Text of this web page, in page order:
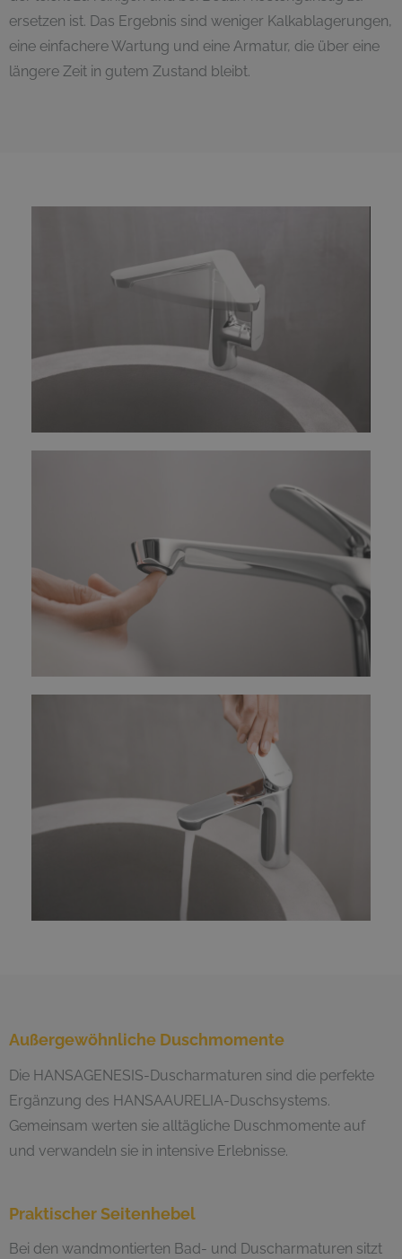
ersetzen ist. Das Ergebnis sind weniger Kalkablagerungen,
eine einfachere Wartung und eine Armatur, die über eine
längere Zeit in gutem Zustand bleibt.
Außergewöhnliche Duschmomente
Die HANSAGENESIS-Duscharmaturen sind die perfekte
Ergänzung des HANSAAURELIA-Duschsystems.
Gemeinsam werten sie alltägliche Duschmomente auf
und verwandeln sie in intensive Erlebnisse.
Praktischer Seitenhebel
Bei den wandmontierten Bad- und Duscharmaturen sitzt